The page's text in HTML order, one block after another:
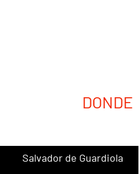
DONDE
Salvador de Guardiola